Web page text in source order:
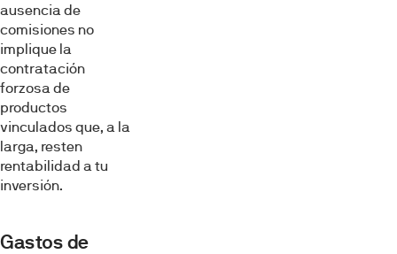
ausencia de
comisiones no
implique la
contratación
forzosa de
productos
vinculados que, a la
larga, resten
rentabilidad a tu
inversión.
Gastos de